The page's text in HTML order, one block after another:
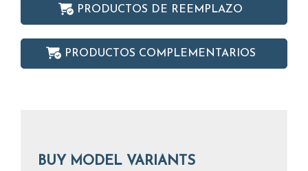
PRODUCTOS DE REEMPLAZO
PRODUCTOS COMPLEMENTARIOS
BUY MODEL VARIANTS